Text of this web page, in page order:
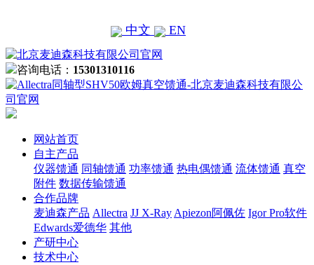
中文 EN
咨询电话： 15301310116
网站首页
自主产品
仪器馈通 同轴馈通 功率馈通 热电偶馈通 流体馈通 真空
附件 数据传输馈通
合作品牌
麦迪森产品 Allectra JJ X-Ray Apiezon阿佩佐 Igor Pro软件
Edwards爱德华 其他
产研中心
技术中心